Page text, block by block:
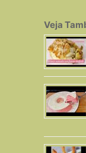
Veja